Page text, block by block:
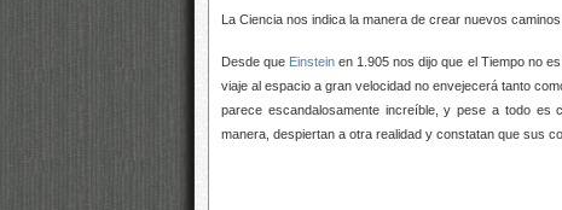
La Ciencia nos indica la manera de crear nuevos
Desde que Einstein en 1.905 nos dijo que el Tiempo no
viaje al espacio a gran velocidad no envejecerá tanto
parece escandalosamente increíble, y pese a todo es
manera, despiertan a otra realidad y constatan que sus